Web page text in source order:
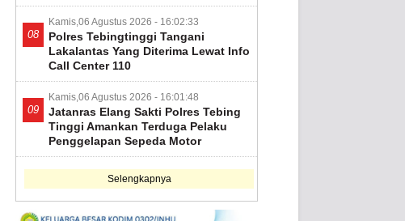
08
Kamis,06 Agustus 2026 - 16:02:33
Polres Tebingtinggi Tangani
Lakalantas Yang Diterima Lewat Info
Call Center 110
09
Kamis,06 Agustus 2026 - 16:01:48
Jatanras Elang Sakti Polres Tebing
Tinggi Amankan Terduga Pelaku
Penggelapan Sepeda Motor
Selengkapnya